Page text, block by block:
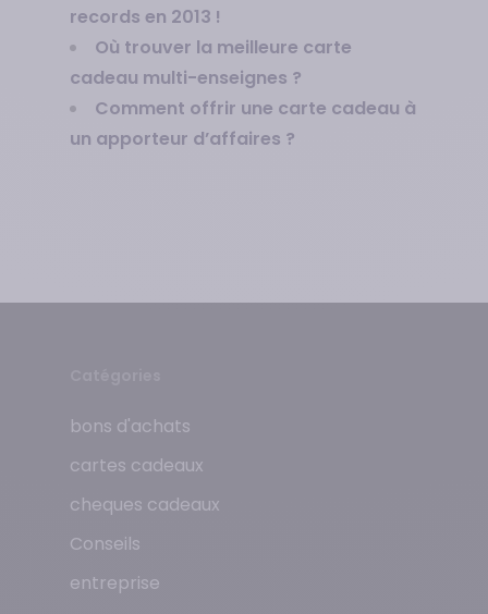
records en 2013 !
Où trouver la meilleure carte
cadeau multi-enseignes ?
Comment offrir une carte cadeau à
un apporteur d’affaires ?
bons d'achats
cartes cadeaux
cheques cadeaux
Conseils
entreprise